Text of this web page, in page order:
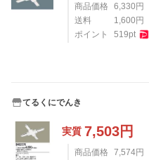
商品価格 6,330円
送料
1,600円
ポイント
519pt
てるくにでんき
実質 7,503円
商品価格 7,574円